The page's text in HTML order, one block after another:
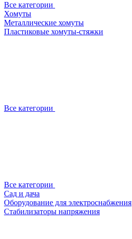
Все категории
Хомуты
Металлические хомуты
Пластиковые хомуты-стяжки
Все категории
Все категории
Сад и дача
Оборудование для электроснабжения
Стабилизаторы напряжения